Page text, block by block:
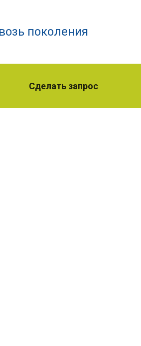
поколения
Сделать запрос